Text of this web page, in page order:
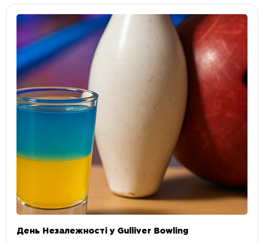
День Незалежності у Gulliver Bowling